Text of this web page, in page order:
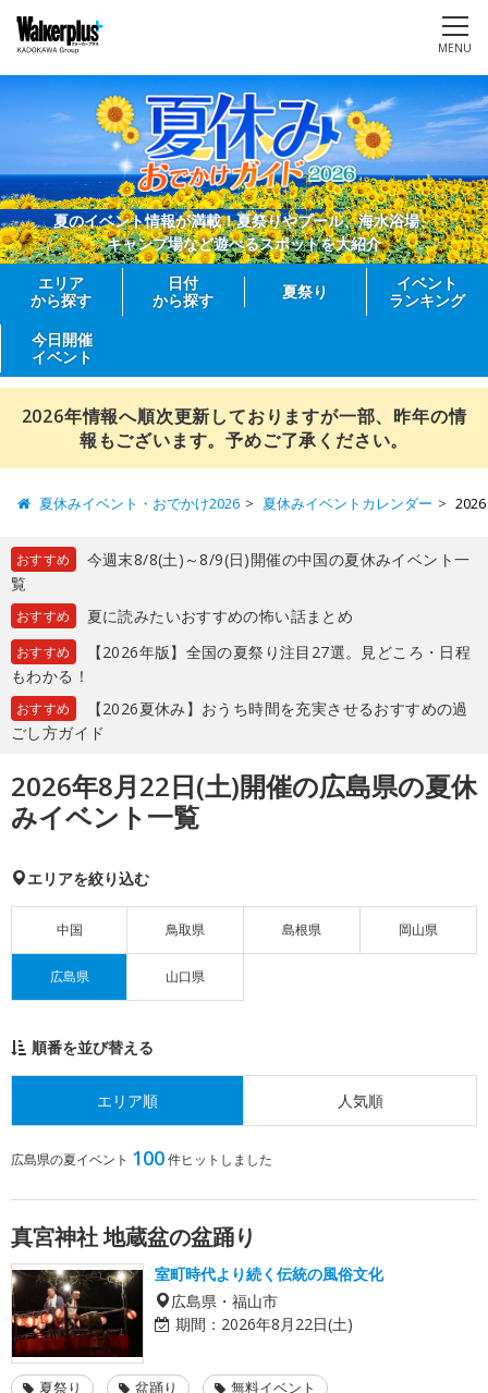
MENU
夏のイベント情報が満載！夏祭りやプール、海水浴場、
キャンプ場など遊べるスポットを大紹介
エリア
から探す
日付
から探す
夏祭り
イベント
ランキング
今日開催
イベント
2026年情報へ順次更新しておりますが一部、昨年の情
報もございます。予めご了承ください。
夏休みイベント・おでかけ2026 夏休みイベントカレンダー
おすすめ
今週末8/8(土)～8/9(日)開催の中国の夏休みイベント一
覧
おすすめ 夏に読みたいおすすめの怖い話まとめ
おすすめ
【2026年版】全国の夏祭り注目27選。見どころ・日程
もわかる！
おすすめ
【2026夏休み】おうち時間を充実させるおすすめの過
ごし方ガイド
2026年8月22日(土)開催の広島県の夏休
みイベント一覧
エリアを絞り込む
中国 鳥取県 島根県 岡山県
広島県 山口県
順番を並び替える
エリア順 人気順
広島県の夏イベント 100件ヒットしました
真宮神社 地蔵盆の盆踊り
室町時代より続く伝統の風俗文化
広島県・福山市
期間： 2026年8月22日(土)
夏祭り 盆踊り 無料イベント